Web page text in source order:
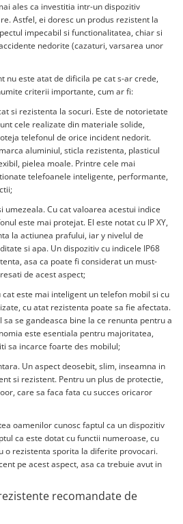
ales ca investitia intr-un dispozitiv
Astfel, ei doresc un produs rezistent la
impecabil si functionalitatea, chiar si
nedorite (cazaturi, varsarea unor
nu este atat de dificila pe cat s-ar crede,
criterii importante, cum ar fi:
si rezistenta la socuri. Este de notorietate
cele realizate din materiale solide,
telefonul de orice incident nedorit.
aluminiul, sticla rezistenta, plasticul
pielea moale. Printre cele mai
telefoanele inteligente, performante,
umezeala. Cu cat valoarea acestui indice
este mai protejat. El este notat cu IP XY,
la actiunea prafului, iar y nivelul de
si apa. Un dispozitiv cu indicele IP68
asa ca poate fi considerat un must-
de acest aspect;
este mai inteligent un telefon mobil si cu
cu atat rezistenta poate sa fie afectata.
se gandeasca bine la ce renunta pentru a
este esentiala pentru majoritatea,
sa incarce foarte des mobilul;
Un aspect deosebit, slim, inseamna in
si rezistent. Pentru un plus de protectie,
care sa faca fata cu succes oricaror
oamenilor cunosc faptul ca un dispozitiv
ca este dotat cu functii numeroase, cu
o rezistenta sporita la diferite provocari.
pe acest aspect, asa ca trebuie avut in
recomandate de